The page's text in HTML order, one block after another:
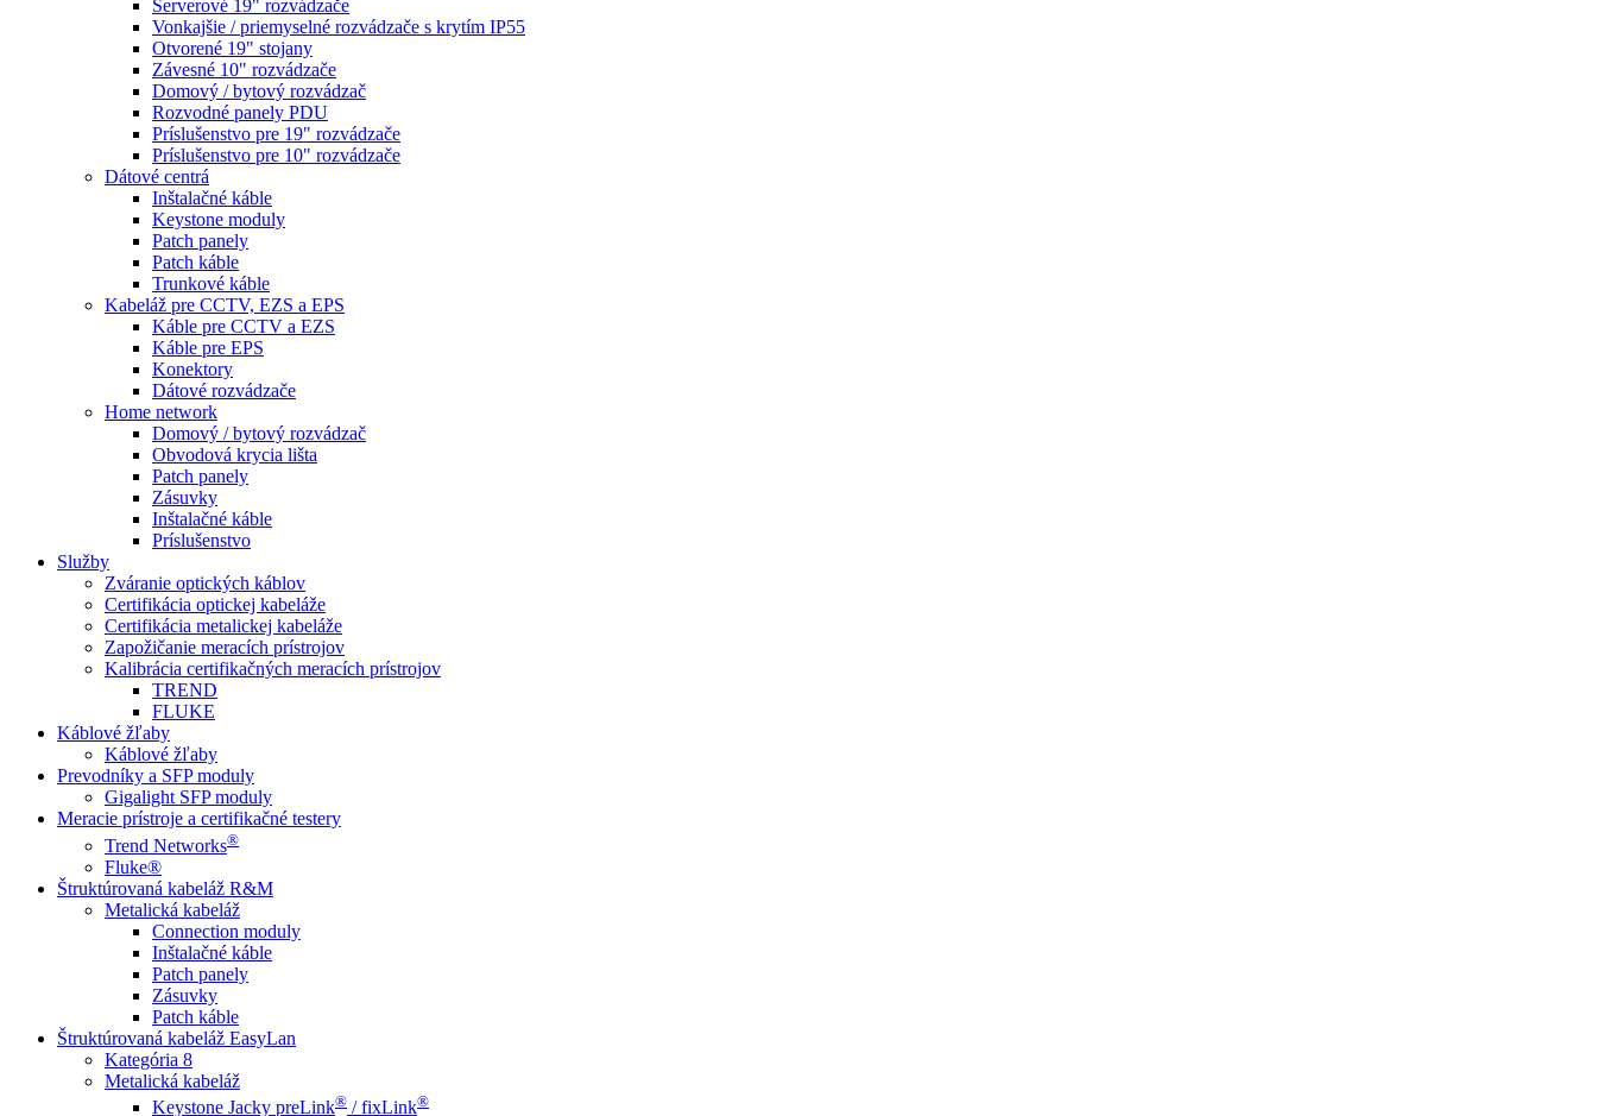
Serverové 19" rozvádzače
Vonkajšie / priemyselné rozvádzače s krytím IP55
Otvorené 19" stojany
Závesné 10" rozvádzače
Domový / bytový rozvádzač
Rozvodné panely PDU
Príslušenstvo pre 19" rozvádzače
Príslušenstvo pre 10" rozvádzače
Dátové centrá
Inštalačné káble
Keystone moduly
Patch panely
Patch káble
Trunkové káble
Kabeláž pre CCTV, EZS a EPS
Káble pre CCTV a EZS
Káble pre EPS
Konektory
Dátové rozvádzače
Home network
Domový / bytový rozvádzač
Obvodová krycia lišta
Patch panely
Zásuvky
Inštalačné káble
Príslušenstvo
Služby
Zváranie optických káblov
Certifikácia optickej kabeláže
Certifikácia metalickej kabeláže
Zapožičanie meracích prístrojov
Kalibrácia certifikačných meracích prístrojov
TREND
FLUKE
Káblové žľaby
Káblové žľaby
Prevodníky a SFP moduly
Gigalight SFP moduly
Meracie prístroje a certifikačné testery
Trend Networks®
Fluke®
Štruktúrovaná kabeláž R&M
Metalická kabeláž
Connection moduly
Inštalačné káble
Patch panely
Zásuvky
Patch káble
Štruktúrovaná kabeláž EasyLan
Kategória 8
Metalická kabeláž
Keystone Jacky preLink® / fixLink®